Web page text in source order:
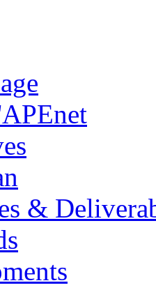
&